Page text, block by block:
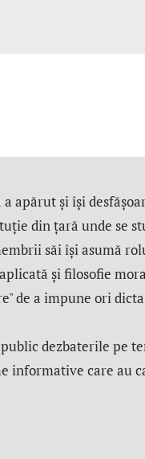
apărut și își
din țară unde se
săi îşi asumă
şi filosofie
de a impune ori
dezbaterile pe
informative care au